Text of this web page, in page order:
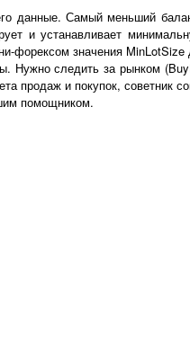
данные. Самый меньший
и устанавливает
форексом значения
Нужно следить за рынком
продаж и покупок, советник
помощником.